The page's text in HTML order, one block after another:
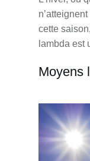
cette
lambda est
Moyens